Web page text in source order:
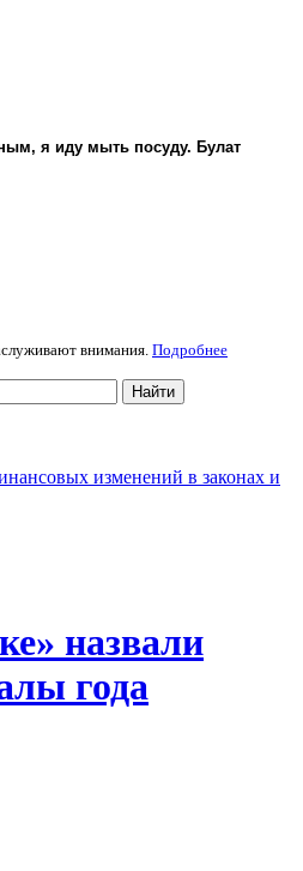
я иду мыть посуду. Булат
внимания. Подробнее
Найти
изменений в законах и
назвали
года